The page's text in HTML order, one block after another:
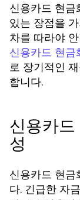
신용카드 현
있는 장점을
차를 따라야
신용카드 현금
로 장기적인
합니다.
신용카
성
신용카드 현금
다. 긴급한 자